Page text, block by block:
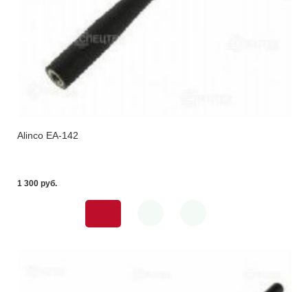
Alinco EA-142
1 300 pуб.